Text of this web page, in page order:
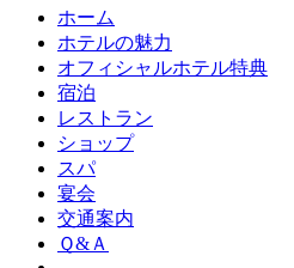
ホーム
ホテルの魅力
オフィシャルホテル特典
宿泊
レストラン
ショップ
スパ
宴会
交通案内
Ｑ&Ａ